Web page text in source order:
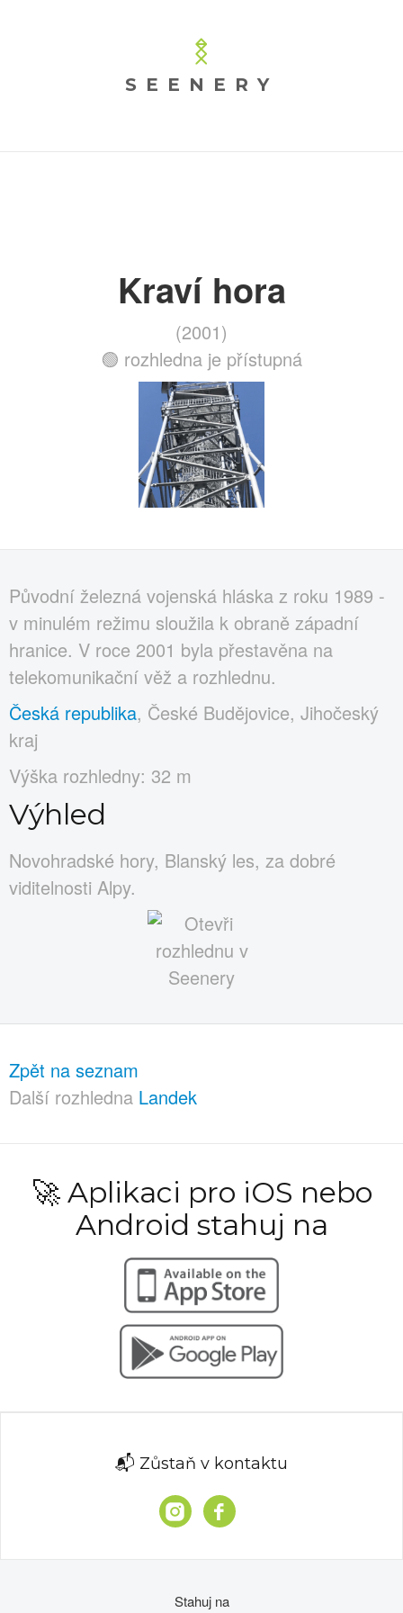
SEENERY
Kraví hora
(2001)
🟢 rozhledna je přístupná
Původní železná vojenská hláska z roku 1989 -
v minulém režimu sloužila k obraně západní
hranice. V roce 2001 byla přestavěna na
telekomunikační věž a rozhlednu.
Česká republika, České Budějovice, Jihočeský
kraj
Výška rozhledny: 32 m
Výhled
Novohradské hory, Blanský les, za dobré
viditelnosti Alpy.
Zpět na seznam
Další rozhledna Landek
🚀 Aplikaci pro iOS nebo
Android stahuj na
📬 Zůstaň v kontaktu
Stahuj na